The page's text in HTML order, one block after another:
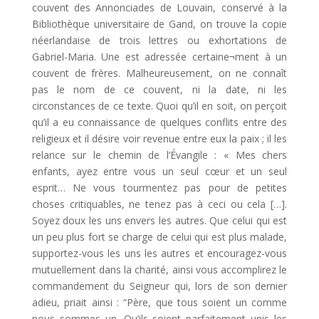
couvent des Annonciades de Louvain, conservé à la
Bibliothèque universitaire de Gand, on trouve la copie
néerlandaise de trois lettres ou exhortations de
Gabriel-Maria. Une est adressée certaine¬ment à un
couvent de frères. Malheureusement, on ne connaît
pas le nom de ce couvent, ni la date, ni les
circonstances de ce texte. Quoi qu’il en soit, on perçoit
qu’il a eu connaissance de quelques conflits entre des
religieux et il désire voir revenue entre eux la paix ; il les
relance sur le chemin de l’Évangile : « Mes chers
enfants, ayez entre vous un seul cœur et un seul
esprit… Ne vous tourmentez pas pour de petites
choses critiquables, ne tenez pas à ceci ou cela […].
Soyez doux les uns envers les autres. Que celui qui est
un peu plus fort se charge de celui qui est plus malade,
supportez-vous les uns les autres et encouragez-vous
mutuellement dans la charité, ainsi vous accomplirez le
commandement du Seigneur qui, lors de son dernier
adieu, priait ainsi : “Père, que tous soient un comme